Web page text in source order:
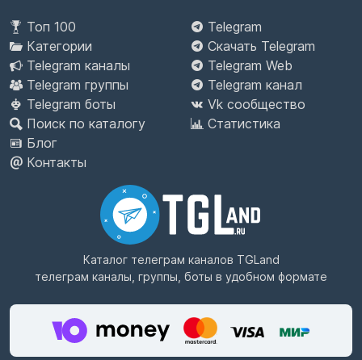
Топ 100
Категории
Telegram каналы
Telegram группы
Telegram боты
Поиск по каталогу
Блог
Контакты
Telegram
Скачать Telegram
Telegram Web
Telegram канал
Vk сообщество
Статистика
Каталог телеграм каналов TGLand
телеграм каналы, группы, боты в удобном формате